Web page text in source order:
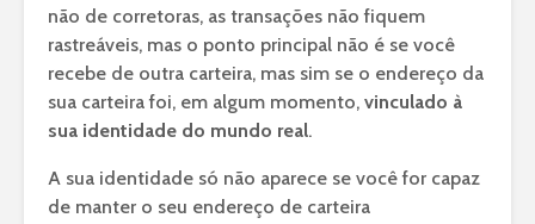
não de corretoras, as transações não fiquem
rastreáveis, mas o ponto principal não é se você
recebe de outra carteira, mas sim se o endereço da
sua carteira foi, em algum momento, vinculado à
sua identidade do mundo real.
A sua identidade só não aparece se você for capaz
de manter o seu endereço de carteira